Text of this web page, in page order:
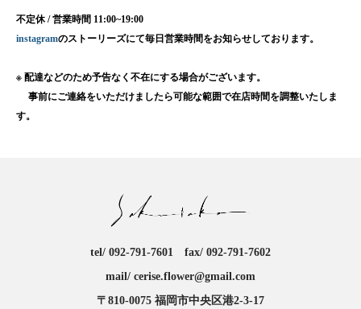
不定休 / 営業時間 11:00~19:00
instagramのストーリーズにて毎日営業時間をお知らせしております。
※ 配達などのため予告なく不在にする場合がございます。
事前にご連絡をいただけましたら可能な範囲で在店時間を調整いたしま
す。
tel/ 092-791-7601 fax/ 092-791-7602
mail/ cerise.flower@gmail.com
〒810-0075 福岡市中央区港2-3-17